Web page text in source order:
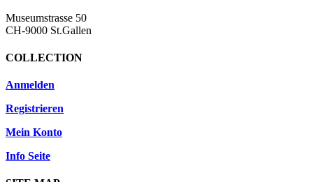
Museumstrasse 50
CH-9000 St.Gallen
COLLECTION
Anmelden
Registrieren
Mein Konto
Info Seite